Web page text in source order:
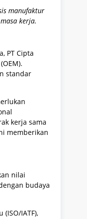
manufaktur
kerja.
PT Cipta
standar
kerja sama
memberikan
nilai
budaya
IATF),